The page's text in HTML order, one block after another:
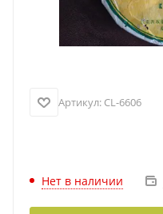
Артикул: CL-6606
Нет в наличии